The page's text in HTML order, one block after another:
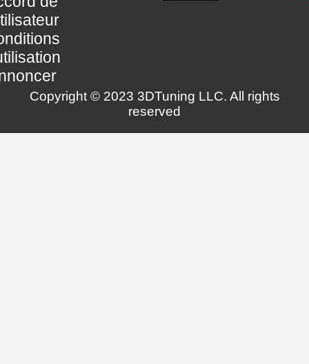
Copyright © 2023 3DTuning LLC. All rights
reserved